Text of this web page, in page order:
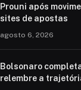
Prouni após
sites de apostas
agosto 6, 2026
Bolsonaro
relembre a